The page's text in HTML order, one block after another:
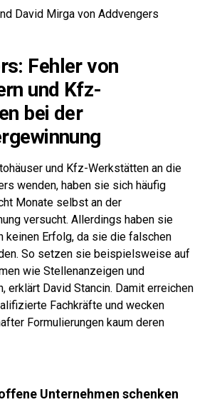
Fehler von
und Kfz-
bei der
und Kfz-Werkstätten an die
wenden, haben sie sich häufig
Monate selbst an der
versucht. Allerdings haben sie
keinen Erfolg, da sie die falschen
So setzen sie beispielsweise auf
wie Stellenanzeigen und
erklärt David Stancin. Damit erreichen
Fachkräfte und wecken
Formulierungen kaum deren
Unternehmen schenken